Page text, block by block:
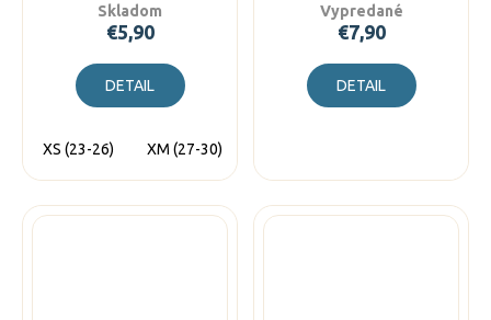
Skladom
€5,90
DETAIL
XS (23-26) XM (27-30)
Vypredané
€7,90
DETAIL